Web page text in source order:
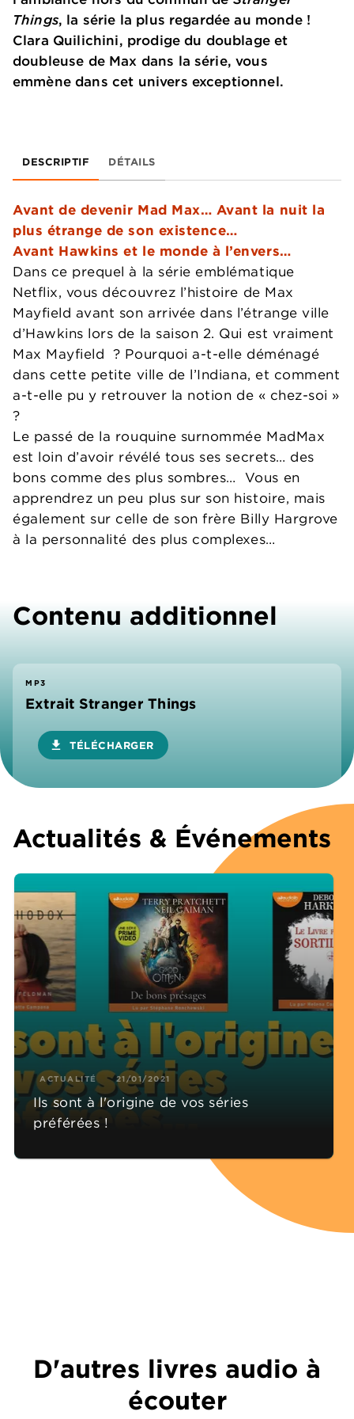
Things, la série la plus regardée au monde !
Clara Quilichini, prodige du doublage et
doubleuse de Max dans la série, vous
emmène dans cet univers exceptionnel.
DESCRIPTIF DÉTAILS
Avant de devenir Mad Max… Avant la nuit la
plus étrange de son existence…
Avant Hawkins et le monde à l’envers…
Dans ce prequel à la série emblématique
Netflix, vous découvrez l’histoire de Max
Mayfield avant son arrivée dans l’étrange ville
d’Hawkins lors de la saison 2. Qui est vraiment
Max Mayfield ? Pourquoi a-t-elle déménagé
dans cette petite ville de l’Indiana, et comment
a-t-elle pu y retrouver la notion de « chez-soi »
?
Le passé de la rouquine surnommée MadMax
est loin d’avoir révélé tous ses secrets… des
bons comme des plus sombres… Vous en
apprendrez un peu plus sur son histoire, mais
également sur celle de son frère Billy Hargrove
à la personnalité des plus complexes…
Contenu additionnel
MP3
Extrait Stranger Things
download TÉLÉCHARGER
Actualités & Événements
ACTUALITÉ 21/01/2021
Ils sont à l'origine de vos séries
préférées !
D'autres livres audio à
écouter